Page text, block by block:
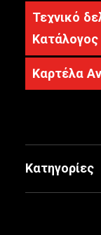
Τεχνικό
Κατάλογος
Καρτέλα
Κατηγορίες